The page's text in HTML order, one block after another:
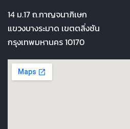
14 ม.17 ถ.กาญจนาภิเษก
แขวงบางระมาด เขตตลิ่งชัน
กรุงเทพมหานคร 10170